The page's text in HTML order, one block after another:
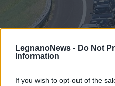
LegnanoNews - Do Not
Information
If you wish to opt-out of the